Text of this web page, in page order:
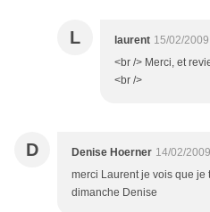
L laurent 15/02/
<br /> Merci, et
<br />
D Denise Hoerner 14/02/
merci Laurent je vois que je
dimanche Denise